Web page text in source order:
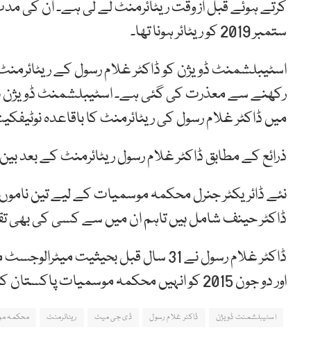
ستمبر 2019 کو ریٹائر ہونا تھا۔
اسٹیبلشمنٹ ڈویژن کو ڈاکٹر غلام رسول کے
رکھنے سے معذرت کی گئی ہے۔ اسٹیبلشمنٹ ڈویژن
میں ڈاکٹر غلام رسول کی ریٹائرمنٹ کا باقاعدہ
ذرائع کے مطابق ڈاکٹر غلام رسول ریٹائرمنٹ کے بعد
نئے ڈائریکٹر جنرل محکمہ موسمیات کے لیے تین
ڈاکٹر حینف شامل ہیں تاہم ان میں سے کسی کی بھی
اور دو جون 2015 کو انہیں محکمہ موسمیات پاکستان کا ڈائریکٹر جنرل بنایا گیا تھا۔
اسٹیبلشمنٹ ڈویژن ڈاکٹر غلام رسول ڈی جی میٹ ریٹائرمنٹ محکمہ